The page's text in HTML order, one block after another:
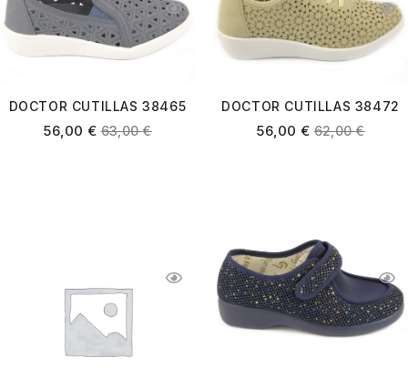
DOCTOR CUTILLAS 38465
PACIFICO
56,00€ 63,00€
DOCTOR CUTILLAS 38472
BEIGE
56,00€ 62,00€